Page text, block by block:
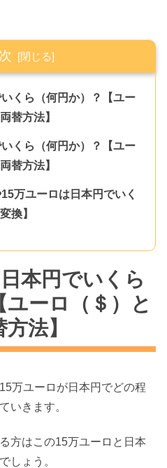
くら（何円か）？【ユー
替方法】
くら（何円か）？【ユー
替方法】
万ユーロは日本円でいく
換】
本円でいくら
ユーロ（＄）と
法】
万ユーロが日本円でどの程
いきます。
方はこの15万ユーロと日本
しょう。